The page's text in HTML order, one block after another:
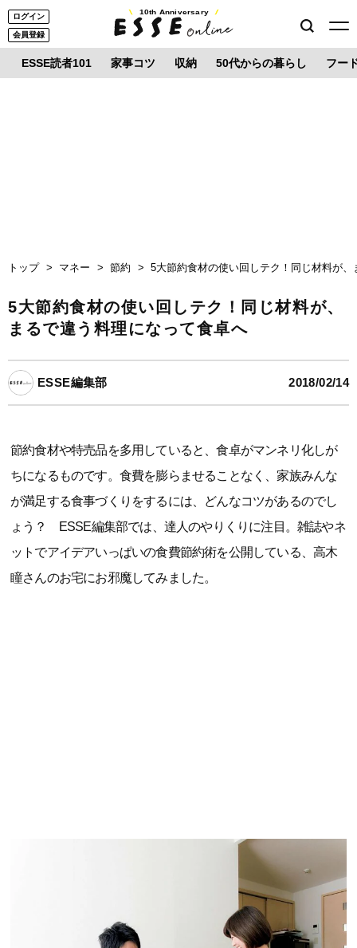
ログイン
会員登録
10th Anniversary
ESSE読者101 家事コツ 収納 50代からの暮らし フー
トップ マネー 節約 5大節約食材の使い回しテク！同じ材料が
5大節約食材の使い回しテク！同じ材料が、
まるで違う料理になって食卓へ
ESSE編集部 2018/02/14
節約食材や特売品を多用していると、食卓がマンネリ化しが
ちになるものです。食費を膨らませることなく、家族みんな
が満足する食事づくりをするには、どんなコツがあるのでし
ょう？ ESSE編集部では、達人のやりくりに注目。雑誌やネ
ットでアイデアいっぱいの食費節約術を公開している、高木
瞳さんのお宅にお邪魔してみました。